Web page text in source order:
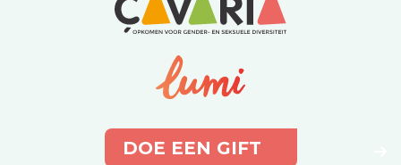
DOE EEN GIFT